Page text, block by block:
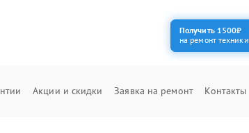
Получить 1500₽
на ремонт техники
Акции и скидки Заявка на ремонт Контакты